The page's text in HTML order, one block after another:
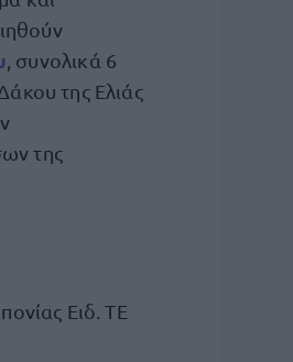
, συνολικά 6
της Ελιάς
της
Ειδ. ΤΕ